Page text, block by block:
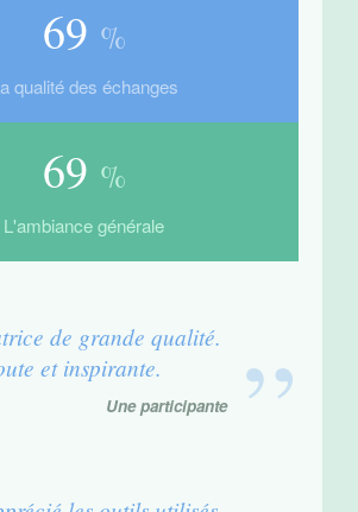
87 %
qualité des échanges
87 %
L'ambiance générale
de grande qualité.
et inspirante.
Une participante